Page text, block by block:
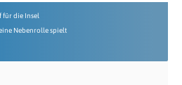
für die Insel
Nebenrolle spielt